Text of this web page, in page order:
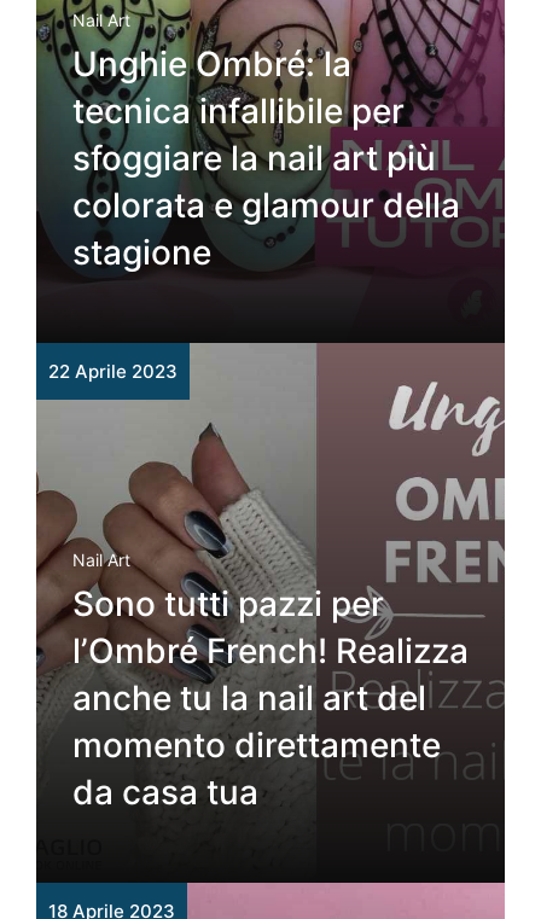
Nail Art
Unghie Ombré: la
tecnica infallibile per
sfoggiare la nail art più
colorata e glamour della
stagione
22 Aprile 2023
Nail Art
Sono tutti pazzi per
l’Ombré French! Realizza
anche tu la nail art del
momento direttamente
da casa tua
18 Aprile 2023